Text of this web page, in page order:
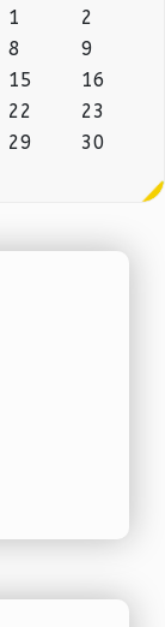
1
2
8
9
15
16
22
23
29
30